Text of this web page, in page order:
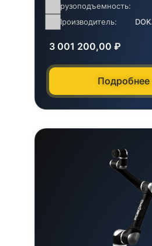
Грузоподъемность:
Производитель:
3 001 200,00 ₽
Подробнее